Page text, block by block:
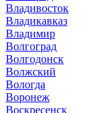
Владивосток
Владикавказ
Владимир
Волгоград
Волгодонск
Волжский
Вологда
Воронеж
Воскресенск